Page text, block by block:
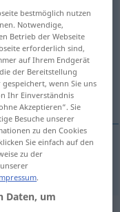
antippen)
bestmöglich nutzen
Notwendige,
Betrieb der Webseite
erforderlich sind,
auf Ihrem Endgerät
der Bereitstellung
wenn Sie uns
Ihr Einverständnis
Akzeptieren“. Sie
Besuche unserer
zu den Cookies
Sie einfach auf den
zu der
.
Daten, um